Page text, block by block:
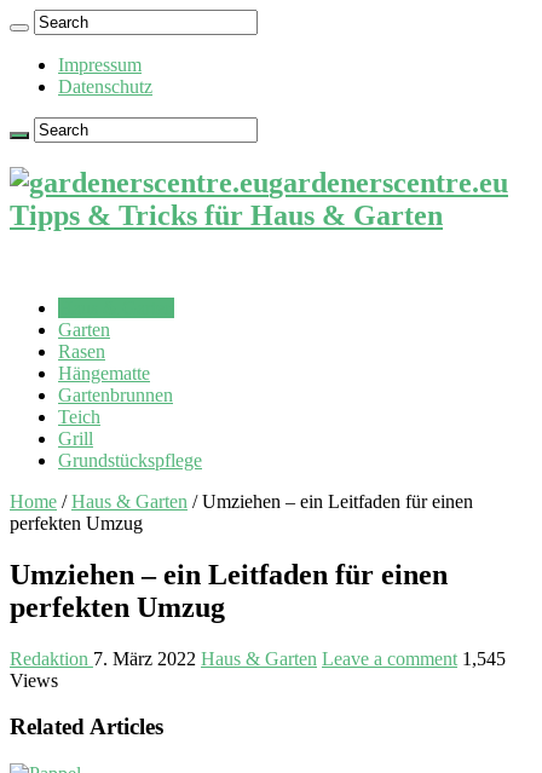
Impressum
Datenschutz
gardenerscentre.eu
Tipps & Tricks für Haus & Garten
Garten
Rasen
Hängematte
Gartenbrunnen
Teich
Grill
Grundstückspflege
Home / Haus & Garten / Umziehen – ein Leitfaden für einen
perfekten Umzug
Umziehen – ein Leitfaden für einen
perfekten Umzug
Redaktion 7. März 2022 Haus & Garten Leave a comment 1,545
Views
Related Articles